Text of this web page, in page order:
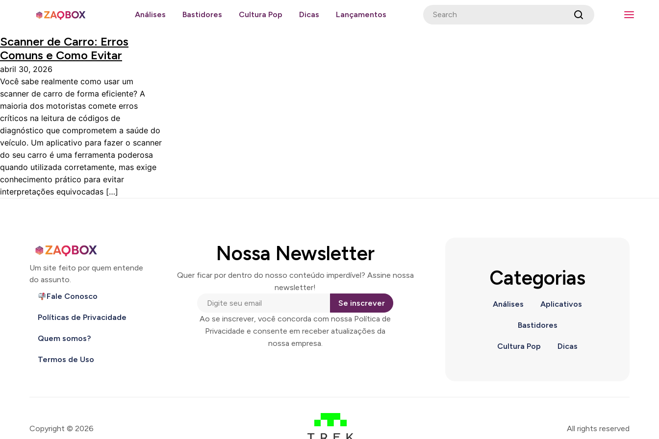
Análises Bastidores Cultura Pop Dicas Lançamentos
Scanner de Carro: Erros
Comuns e Como Evitar
abril 30, 2026
Você sabe realmente como usar um
scanner de carro de forma eficiente? A
maioria dos motoristas comete erros
críticos na leitura de códigos de
diagnóstico que comprometem a saúde do
veículo. Um aplicativo para fazer o scanner
do seu carro é uma ferramenta poderosa
quando utilizada corretamente, mas exige
conhecimento prático para evitar
interpretações equivocadas […]
Um site feito por quem entende
do assunto.
Fale Conosco
Políticas de Privacidade
Quem somos?
Termos de Uso
Nossa Newsletter
Quer ficar por dentro do nosso conteúdo imperdível? Assine nossa
newsletter!
Se inscrever
Ao se inscrever, você concorda com nossa Política de
Privacidade e consente em receber atualizações da
nossa empresa.
Categorias
Análises Aplicativos
Bastidores
Cultura Pop Dicas
Copyright © 2026 All rights reserved